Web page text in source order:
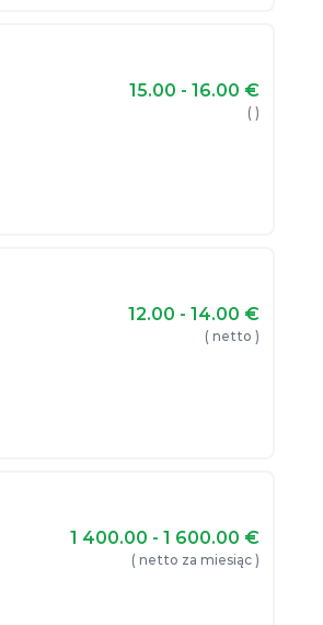
15.00 - 16.00 €
( )
12.00 - 14.00 €
( netto )
1 400.00 - 1 600.00 €
( netto za miesiąc )